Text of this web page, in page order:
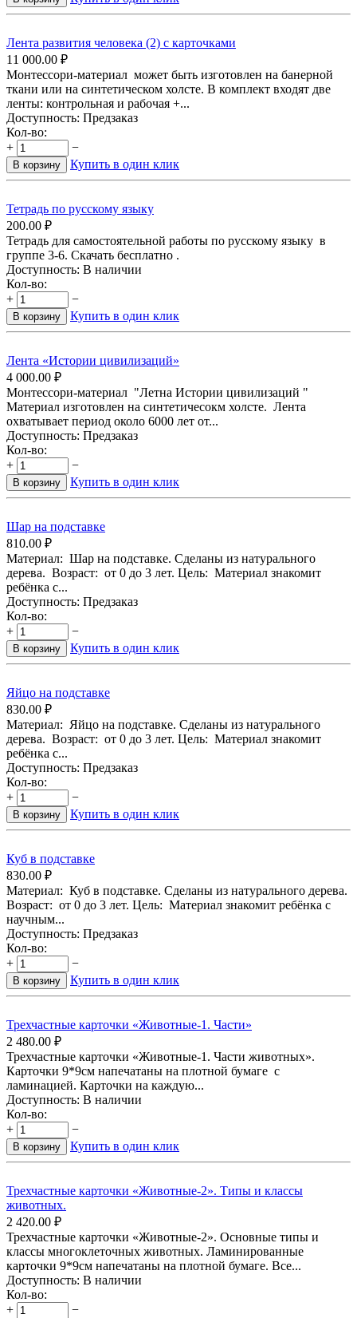
Лента развития человека (2) с карточками
11 000.00 ₽
Монтессори-материал может быть изготовлен на банерной
ткани или на синтетическом холсте. В комплект входят две
ленты: контрольная и рабочая +...
Доступность: Предзаказ
Кол-во:
+
−
В корзину Купить в один клик
Тетрадь по русскому языку
200.00 ₽
Тетрадь для самостоятельной работы по русскому языку в
группе 3-6. Скачать бесплатно .
Доступность: В наличии
Кол-во:
+
−
В корзину Купить в один клик
Лента «Истории цивилизаций»
4 000.00 ₽
Монтессори-материал "Летна Истории цивилизаций "
Материал изготовлен на синтетичесокм холсте. Лента
охватывает период около 6000 лет от...
Доступность: Предзаказ
Кол-во:
+
−
В корзину Купить в один клик
Шар на подставке
810.00 ₽
Материал: Шар на подставке. Сделаны из натурального
дерева. Возраст: от 0 до 3 лет. Цель: Материал знакомит
ребёнка с...
Доступность: Предзаказ
Кол-во:
+
−
В корзину Купить в один клик
Яйцо на подставке
830.00 ₽
Материал: Яйцо на подставке. Сделаны из натурального
дерева. Возраст: от 0 до 3 лет. Цель: Материал знакомит
ребёнка с...
Доступность: Предзаказ
Кол-во:
+
−
В корзину Купить в один клик
Куб в подставке
830.00 ₽
Материал: Куб в подставке. Сделаны из натурального дерева.
Возраст: от 0 до 3 лет. Цель: Материал знакомит ребёнка с
научным...
Доступность: Предзаказ
Кол-во:
+
−
В корзину Купить в один клик
Трехчастные карточки «Животные-1. Части»
2 480.00 ₽
Трехчастные карточки «Животные-1. Части животных».
Карточки 9*9см напечатаны на плотной бумаге с
ламинацией. Карточки на каждую...
Доступность: В наличии
Кол-во:
+
−
В корзину Купить в один клик
Трехчастные карточки «Животные-2». Типы и классы
животных.
2 420.00 ₽
Трехчастные карточки «Животные-2». Основные типы и
классы многоклеточных животных. Ламинированные
карточки 9*9см напечатаны на плотной бумаге. Все...
Доступность: В наличии
Кол-во:
+
−